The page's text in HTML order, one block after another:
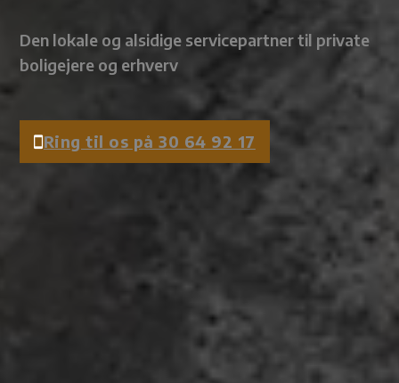
Den lokale og alsidige servicepartner til private
boligejere og erhverv
Ring til os på 30 64 92 17